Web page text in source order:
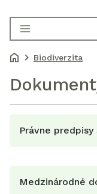
Biodiverzita
Právne predpisy
Medzinárodné